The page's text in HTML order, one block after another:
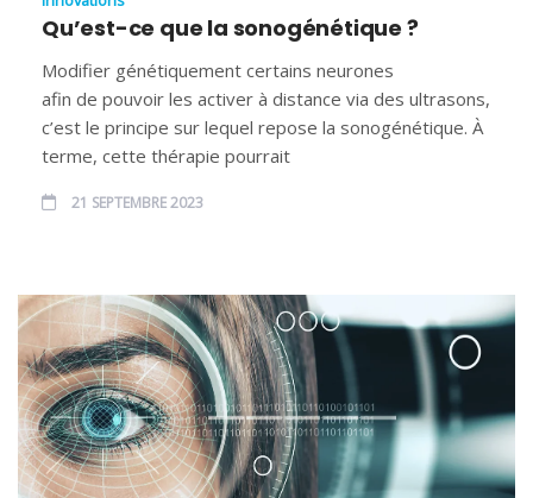
Qu’est-ce que la sonogénétique ?
Modifier génétiquement certains neurones
afin de pouvoir les activer à distance via des ultrasons,
c’est le principe sur lequel repose la sonogénétique. À
terme, cette thérapie pourrait
21 SEPTEMBRE 2023